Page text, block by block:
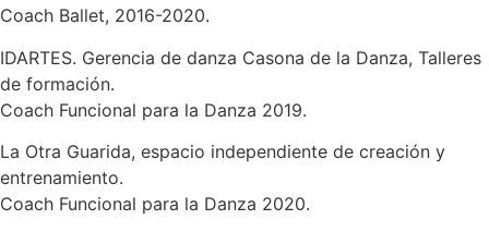
Coach Ballet, 2016-2020.
IDARTES. Gerencia de danza Casona de la Danza, Talleres
de formación.
Coach Funcional para la Danza 2019.
La Otra Guarida, espacio independiente de creación y
entrenamiento.
Coach Funcional para la Danza 2020.